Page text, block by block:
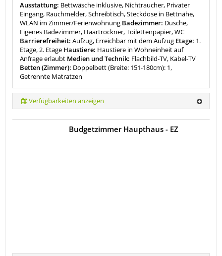
Ausstattung: Bettwäsche inklusive, Nichtraucher, Privater
Eingang, Rauchmelder, Schreibtisch, Steckdose in Bettnähe,
WLAN im Zimmer/Ferienwohnung Badezimmer: Dusche,
Eigenes Badezimmer, Haartrockner, Toilettenpapier, WC
Barrierefreiheit: Aufzug, Erreichbar mit dem Aufzug Etage: 1.
Etage, 2. Etage Haustiere: Haustiere in Wohneinheit auf
Anfrage erlaubt Medien und Technik: Flachbild-TV, Kabel-TV
Betten (Zimmer): Doppelbett (Breite: 151-180cm): 1,
Getrennte Matratzen
Verfügbarkeiten anzeigen
Budgetzimmer Haupthaus - EZ